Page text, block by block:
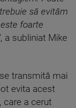
să evităm
foarte
, a subliniat Mike
transmită mai
evita acest
care a cerut